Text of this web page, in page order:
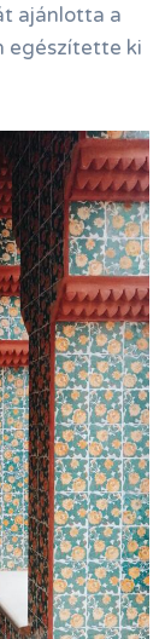
ajánlotta a
egészítette ki